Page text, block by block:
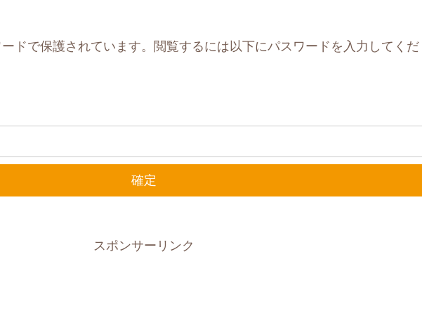
ドで保護されています。閲覧するには以下にパスワードを入力してくだ
スポンサーリンク